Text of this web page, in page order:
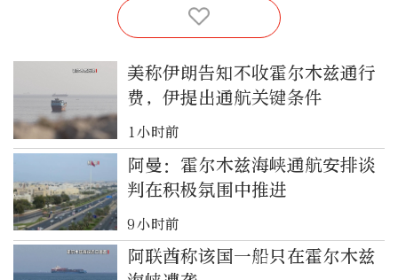
美称伊朗告知不收霍尔木兹通行
费，伊提出通航关键条件
1小时前
阿曼：霍尔木兹海峡通航安排谈
判在积极氛围中推进
9小时前
阿联酋称该国一船只在霍尔木兹